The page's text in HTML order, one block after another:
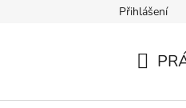
Přihlášení